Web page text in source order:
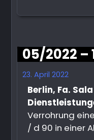
05/2022 –
23. April 2022
Berlin, Fa.
Verrohrung
/ d 90 in einer